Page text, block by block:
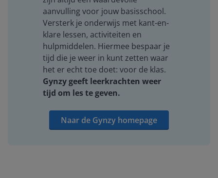
aanvulling voor jouw basisschool.
Versterk je onderwijs met kant-en-
klare lessen, activiteiten en
hulpmiddelen. Hiermee bespaar je
tijd die je weer in kunt zetten waar
het er echt toe doet: voor de klas.
Gynzy geeft leerkrachten weer
tijd om les te geven.
Naar de Gynzy homepage